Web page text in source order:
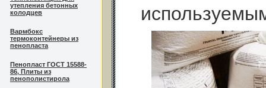
утепления бетонных
колодцев
Вармбокс
термоконтейнеры из
пенопласта
Пенопласт ГОСТ 15588-
86, Плиты из
пенополистирола